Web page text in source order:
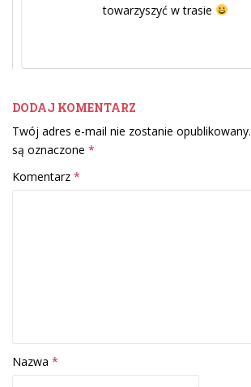
towarzyszyć w trasie
DODAJ KOMENTARZ
Twój adres e-mail nie zostanie opublikowany.
są oznaczone *
Komentarz *
Nazwa *